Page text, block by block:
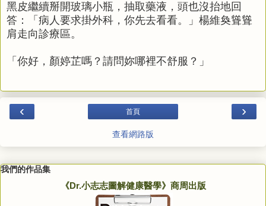
黑皮繼續掰開玻璃小瓶，抽取藥液，頭也沒抬地回
答：「病人要求掛外科，你先去看看。」楊維奐聳聳
肩走向診療區。
「你好，顏婷芷嗎？請問妳哪裡不舒服？」
‹ ›
首頁
查看網路版
我們的作品集
《Dr.小志志圖解健康醫學》商周出版